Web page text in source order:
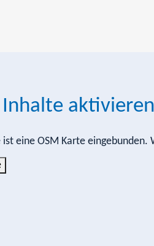
Inhalte aktivieren
eine OSM Karte eingebunden.